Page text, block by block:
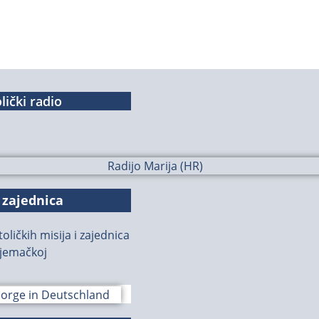
radio
misija i zajednica